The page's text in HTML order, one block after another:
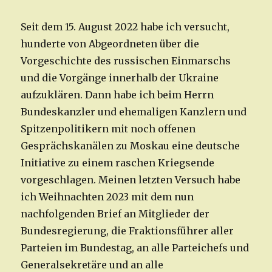
Seit dem 15. August 2022 habe ich versucht,
hunderte von Abgeordneten über die
Vorgeschichte des russischen Einmarschs
und die Vorgänge innerhalb der Ukraine
aufzuklären. Dann habe ich beim Herrn
Bundeskanzler und ehemaligen Kanzlern und
Spitzenpolitikern mit noch offenen
Gesprächskanälen zu Moskau eine deutsche
Initiative zu einem raschen Kriegsende
vorgeschlagen. Meinen letzten Versuch habe
ich Weihnachten 2023 mit dem nun
nachfolgenden Brief an Mitglieder der
Bundesregierung, die Fraktionsführer aller
Parteien im Bundestag, an alle Parteichefs und
Generalsekretäre und an alle